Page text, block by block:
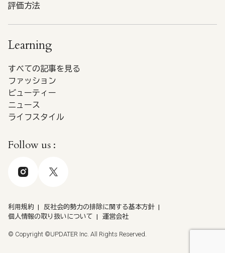
評価方法
Learning
すべての記事を見る
ファッション
ビューティー
ニュース
ライフスタイル
Follow us :
利用規約
反社会的勢力の排除に関する基本方針
個人情報の取り扱いについて
運営会社
© Copyright ©UPDATER Inc. All Rights Reserved.